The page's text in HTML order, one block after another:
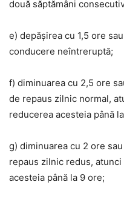
două săptămâni
e) depășirea cu 1,5 ore
conducere neîntreruptă;
f) diminuarea cu 2,5 ore
de repaus zilnic normal,
reducerea acesteia până
g) diminuarea cu 2 ore
repaus zilnic redus,
acesteia până la 9 ore;